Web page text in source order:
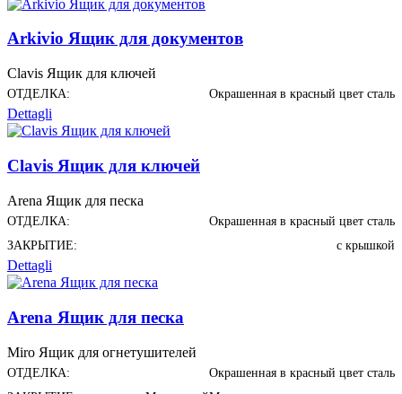
Arkivio Ящик для документов
Clavis Ящик для ключей
ОТДЕЛКА: Окрашенная в красный цвет сталь
Dettagli
Clavis Ящик для ключей
Arena Ящик для песка
ОТДЕЛКА:
Окрашенная в красный цвет сталь
ЗАКРЫТИЕ:
с крышкой
Dettagli
Arena Ящик для песка
Miro Ящик для огнетушителей
ОТДЕЛКА:
Окрашенная в красный цвет сталь